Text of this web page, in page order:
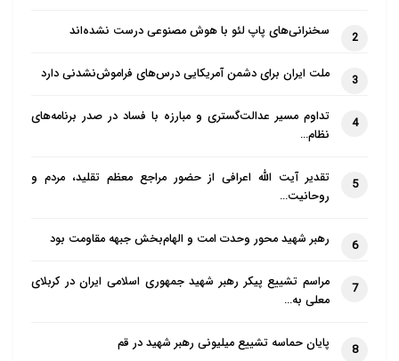
2 سخنرانی‌های پاپ لئو با هوش مصنوعی درست نشده‌اند
3 ملت ایران برای دشمن آمریکایی درس‌های فراموش‌نشدنی دارد
4
تداوم مسیر عدالت‌گستری و مبارزه با فساد در صدر برنامه‌های
نظام…
5
تقدیر آیت الله اعرافی از حضور مراجع معظم تقلید، مردم و
روحانیت…
6 رهبر شهید محور وحدت امت و الهام‌بخش جبهه مقاومت بود
7
مراسم تشییع پیکر رهبر شهید جمهوری اسلامی ایران در کربلای
معلی به…
8 پایان حماسه تشییع میلیونی رهبر شهید در قم